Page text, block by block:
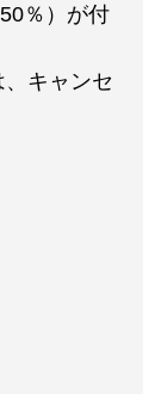
％）が付
キャンセ